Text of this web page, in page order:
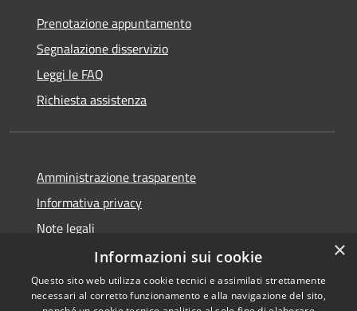
Prenotazione appuntamento
Segnalazione disservizio
Leggi le FAQ
Richiesta assistenza
Amministrazione trasparente
Informativa privacy
Note legali
Dichiarazione di accessibilità
×
Informazioni sui cookie
Questo sito web utilizza cookie tecnici e assimilati strettamente
necessari al corretto funzionamento e alla navigazione del sito,